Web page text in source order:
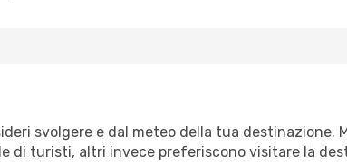
svolgere e dal meteo della tua destinazione.
di turisti, altri invece preferiscono visitare la